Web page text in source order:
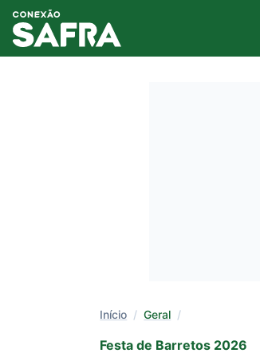
Início /Geral /
Festa de Barretos 2026